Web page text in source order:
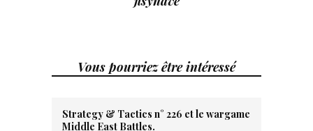
Vous pourriez être intéressé
Strategy & Tactics n° 226 et le wargame
Middle East Battles.